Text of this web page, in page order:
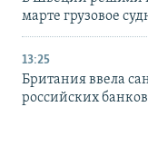
марте грузовое
13:25
Британия ввела
российских